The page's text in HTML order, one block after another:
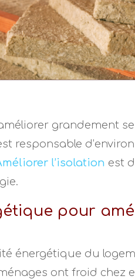
grandement
responsable
l’isolation est
pour
énergétique du
ont froid chez